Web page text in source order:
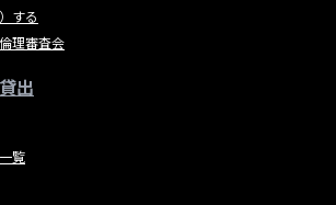
する
理審査会
出
覧